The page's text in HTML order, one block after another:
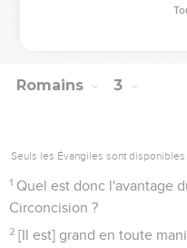
Circoncision est celle qui
Romains 3
Seuls les Évangiles sont
1 Quel est donc l'avantage
Circoncision ?
2 [Il est] grand en toute